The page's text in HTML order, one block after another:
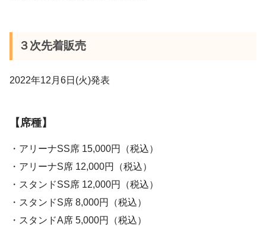
３次先着販売
2022年12月6日(火)発表
【席種】
・アリーナSS席 15,000円（税込）
・アリーナS席 12,000円（税込）
・スタンドSS席 12,000円（税込）
・スタンドS席 8,000円（税込）
・スタンドA席 5,000円（税込）